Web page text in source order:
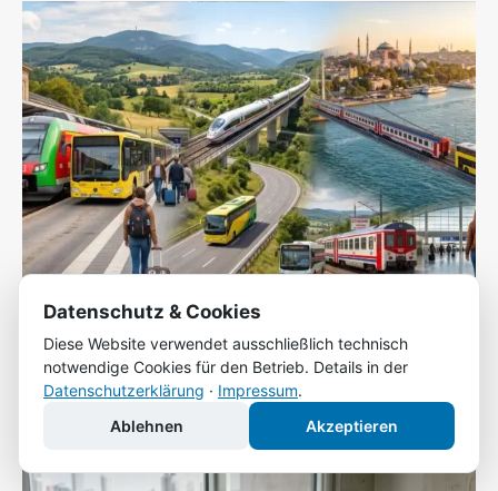
Grenzenlos mobil: Mit Bus und Bahn von Dortmund
bis nach Istanbul
Tobias Friedrich - 14. Juli 2026
Datenschutz & Cookies
Diese Website verwendet ausschließlich technisch
notwendige Cookies für den Betrieb. Details in der
Datenschutzerklärung · Impressum.
Ablehnen
Akzeptieren